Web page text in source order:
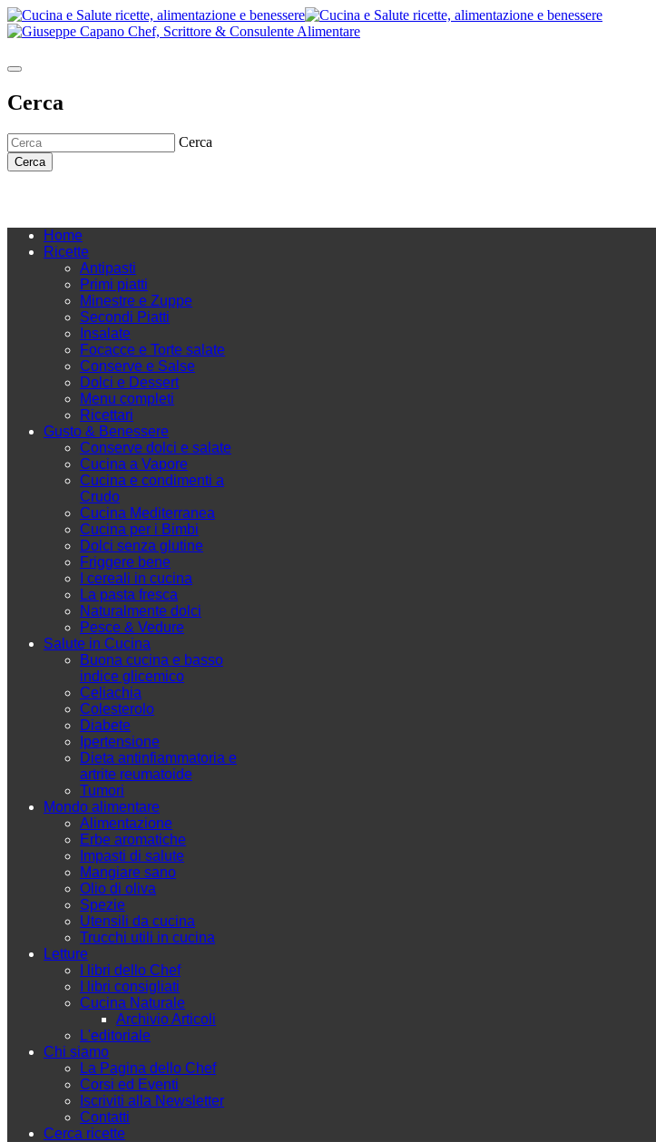
Cerca
Cerca
Cerca
Home
Ricette
Antipasti
Primi piatti
Minestre e Zuppe
Secondi Piatti
Insalate
Focacce e Torte salate
Conserve e Salse
Dolci e Dessert
Menu completi
Ricettari
Gusto & Benessere
Conserve dolci e salate
Cucina a Vapore
Cucina e condimenti a
Crudo
Cucina Mediterranea
Cucina per i Bimbi
Dolci senza glutine
Friggere bene
I cereali in cucina
La pasta fresca
Naturalmente dolci
Pesce & Vedure
Salute in Cucina
Buona cucina e basso
indice glicemico
Celiachia
Colesterolo
Diabete
Ipertensione
Dieta antinfiammatoria e
artrite reumatoide
Tumori
Mondo alimentare
Alimentazione
Erbe aromatiche
Impasti di salute
Mangiare sano
Olio di oliva
Spezie
Utensili da cucina
Trucchi utili in cucina
Letture
I libri dello Chef
I libri consigliati
Cucina Naturale
Archivio Articoli
L'editoriale
Chi siamo
La Pagina dello Chef
Corsi ed Eventi
Iscriviti alla Newsletter
Contatti
Cerca ricette